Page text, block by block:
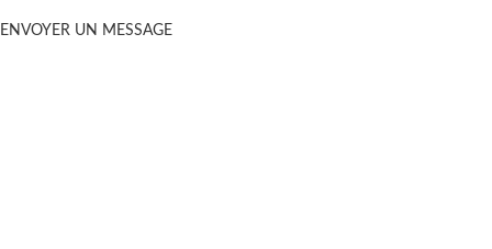
ENVOYER UN MESSAGE